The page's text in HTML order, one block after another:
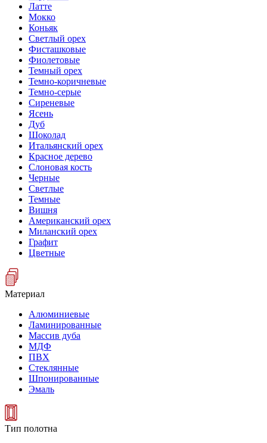
Латте
Мокко
Коньяк
Светлый орех
Фисташковые
Фиолетовые
Темный орех
Темно-коричневые
Темно-серые
Сиреневые
Ясень
Дуб
Шоколад
Итальянский орех
Красное дерево
Слоновая кость
Черные
Светлые
Темные
Вишня
Американский орех
Миланский орех
Графит
Цветные
Материал
Алюминиевые
Ламинированные
Массив дуба
МДФ
ПВХ
Стеклянные
Шпонированные
Эмаль
Тип полотна